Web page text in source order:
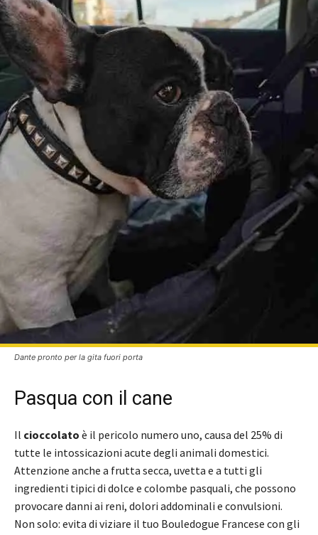
Dante pronto per la gita fuori porta
Pasqua con il cane
Il cioccolato è il pericolo numero uno, causa del 25% di
tutte le intossicazioni acute degli animali domestici.
Attenzione anche a frutta secca, uvetta e a tutti gli
ingredienti tipici di dolce e colombe pasquali, che possono
provocare danni ai reni, dolori addominali e convulsioni.
Non solo: evita di viziare il tuo Bouledogue Francese con gli